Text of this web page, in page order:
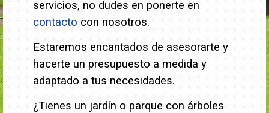
servicios, no dudes en ponerte en
contacto con nosotros.
Estaremos encantados de asesorarte y
hacerte un presupuesto a medida y
adaptado a tus necesidades.
¿Tienes un jardín o parque con árboles